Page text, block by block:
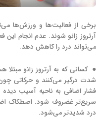
برخی از فعالیت‌‌ها و ورزش‌ها
آرتروز زانو شوند. عدم انجام این
می‌تواند درد را کاهش دهد.
● کسانی که به آرتروز زانو مبتلا
شدت درگیر می‌کنند و حرکاتی
فشار اضافی به ناحیه آسیب دیده
سریع‌تر غضروف شود. اصطکاک
درد شدیدتر می‌شود.